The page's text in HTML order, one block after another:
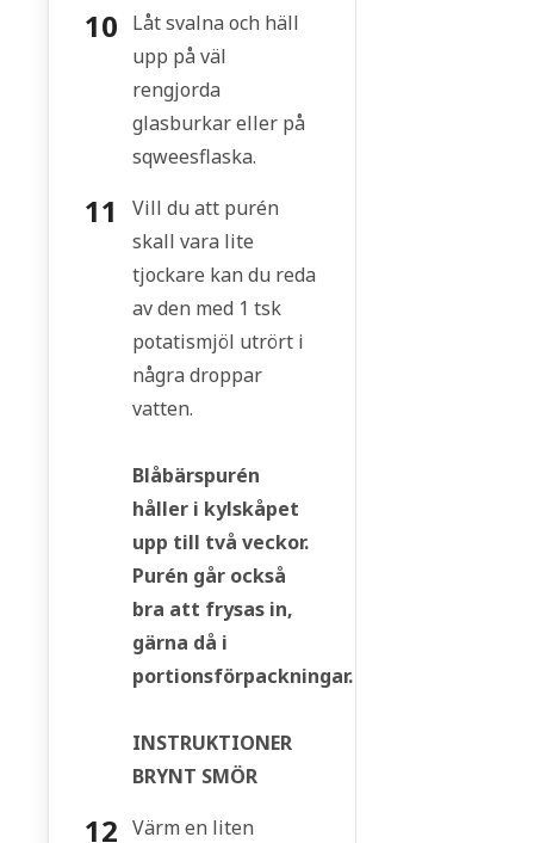
Låt svalna och häll
upp på väl
rengjorda
glasburkar eller på
sqweesflaska.
Vill du att purén
skall vara lite
tjockare kan du reda
av den med 1 tsk
potatismjöl utrört i
några droppar
vatten.
Blåbärspurén
håller i kylskåpet
upp till två veckor.
Purén går också
bra att frysas in,
gärna då i
portionsförpackningar.
INSTRUKTIONER
BRYNT SMÖR
Värm en liten